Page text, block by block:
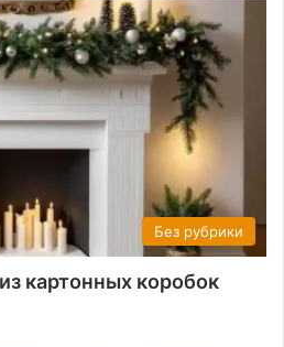
Без рубрики
картонных коробок